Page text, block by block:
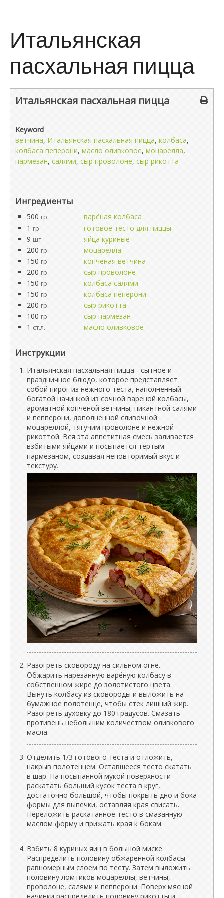
Итальянская
пасхальная пицца
Итальянская пасхальная пицца
Keyword
ветчина, Итальянская пасхальная пицца, колбаса,
колбаса пеперони, масло оливковое, моцарелла,
пармезан, салями, сыр проволоне, сыр рикотта
Ингредиенты
500 гр
варёная колбаса
1 гр
готовое тесто для пиццы
9 шт.
яйца куриные
200 гр
моцарелла
150 гр
копченая ветчина
200 гр
сыр проволоне
150 гр
колбаса салями
150 гр
колбаса пеперони
200 гр
сыр рикотта
100 гр
сыр пармезан
1 ст.л. масло оливковое
Инструкции
Итальянская пасхальная пицца - сытное и
праздничное блюдо, которое представляет
собой пирог из нежного теста, наполненный
богатой начинкой из сочной вареной колбасы,
ароматной копчёной ветчины, пикантной салями
и пепперони, дополненной сливочной
моцареллой, тягучим проволоне и нежной
рикоттой. Вся эта аппетитная смесь заливается
взбитыми яйцами и посыпается тёртым
пармезаном, создавая неповторимый вкус и
текстуру.
Разогреть сковороду на сильном огне.
Обжарить нарезанную варёную колбасу в
собственном жире до золотистого цвета.
Вынуть колбасу из сковороды и выложить на
бумажное полотенце, чтобы стек лишний жир.
Разогреть духовку до 180 градусов. Смазать
противень небольшим количеством оливкового
масла.
Отделить 1/3 готового теста и отложить,
накрыв полотенцем. Оставшееся тесто скатать
в шар. На посыпанной мукой поверхности
раскатать больший кусок теста в круг,
достаточно большой, чтобы покрыть дно и бока
формы для выпечки, оставляя края свисать.
Переложить раскатанное тесто в смазанную
маслом форму и прижать края к бокам.
Взбить 8 куриных яиц в большой миске.
Распределить половину обжаренной колбасы
равномерным слоем по тесту. Затем выложить
половину ломтиков моцареллы, ветчины,
проволоне, салями и пепперони. Поверх мясной